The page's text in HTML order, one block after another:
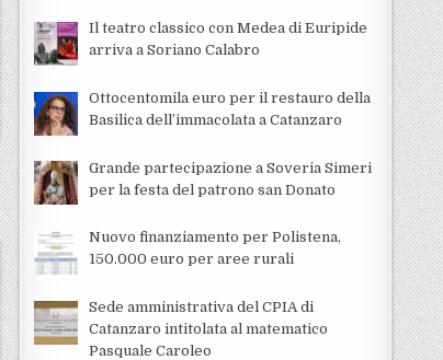
Il teatro classico con Medea di Euripide
arriva a Soriano Calabro
Ottocentomila euro per il restauro della
Basilica dell’immacolata a Catanzaro
Grande partecipazione a Soveria Simeri
per la festa del patrono san Donato
Nuovo finanziamento per Polistena,
150.000 euro per aree rurali
Sede amministrativa del CPIA di
Catanzaro intitolata al matematico
Pasquale Caroleo